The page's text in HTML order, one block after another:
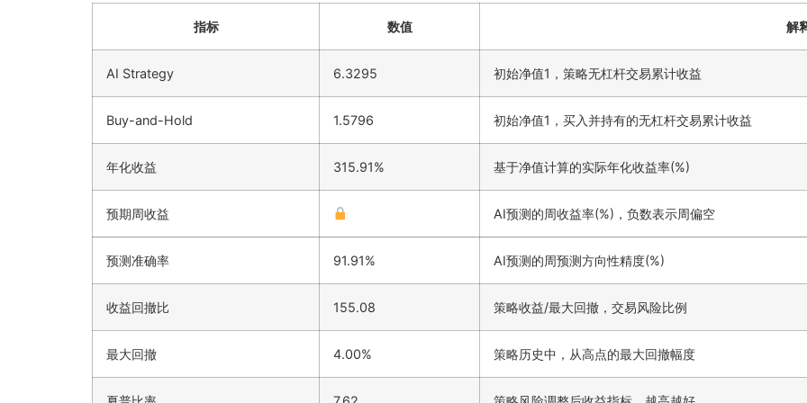
指标 数值 解
AI Strategy 6.3295 初始净值1，策略无杠杆交易累计收益
Buy-and-Hold 1.5796 初始净值1，买入并持有的无杠杆交易累计收益
年化收益 315.91% 基于净值计算的实际年化收益率(%)
预期周收益 AI预测的周收益率(%)，负数表示周偏空
预测准确率 91.91% AI预测的周预测方向性精度(%)
收益回撤比 155.08 策略收益/最大回撤，交易风险比例
最大回撤 4.00% 策略历史中，从高点的最大回撤幅度